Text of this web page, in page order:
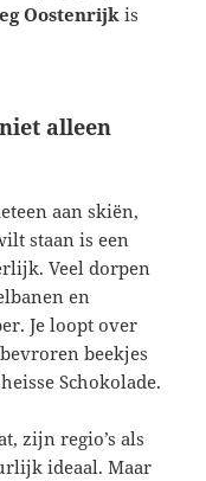
Oostenrijk is
alleen
aan skiën,
staan is een
Veel dorpen
en
Je loopt over
beekjes
Schokolade.
zijn regio’s als
ideaal. Maar